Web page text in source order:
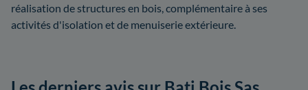
réalisation de structures en bois, complémentaire à ses
activités d'isolation et de menuiserie extérieure.